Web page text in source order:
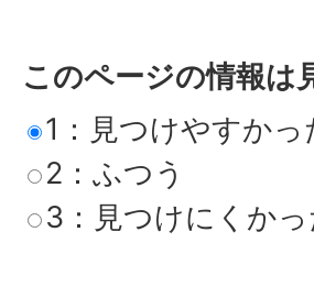
このページの情報は
1：見つけやすかっ
2：ふつう
3：見つけにくかっ